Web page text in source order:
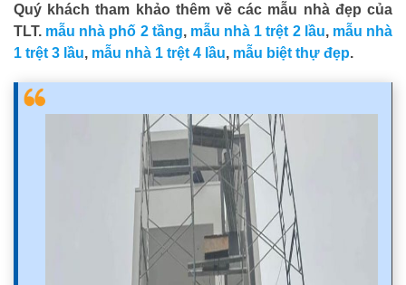
Quý khách tham khảo thêm về các mẫu nhà đẹp của
TLT. mẫu nhà phố 2 tầng, mẫu nhà 1 trệt 2 lầu, mẫu nhà
1 trệt 3 lầu, mẫu nhà 1 trệt 4 lầu, mẫu biệt thự đẹp.